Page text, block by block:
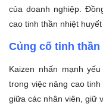
của doanh nghiệp.
cao tinh thần nhiệt
Củng cố tinh thần
Kaizen nhấn mạnh
trong việc nâng cao
giữa các nhân viên, giữ